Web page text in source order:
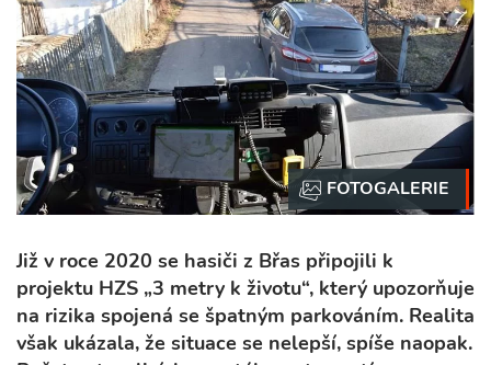
Již v roce 2020 se hasiči z Břas připojili k
projektu HZS „3 metry k životu“, který upozorňuje
na rizika spojená se špatným parkováním. Realita
však ukázala, že situace se nelepší, spíše naopak.